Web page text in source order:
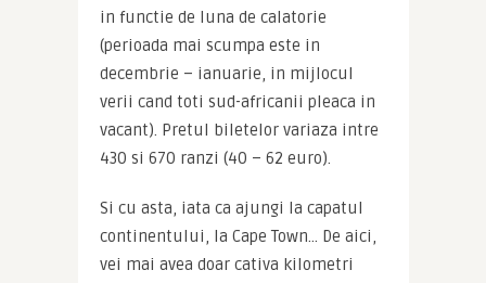
in functie de luna de calatorie
(perioada mai scumpa este in
decembrie – ianuarie, in mijlocul
verii cand toti sud-africanii pleaca in
vacant). Pretul biletelor variaza intre
430 si 670 ranzi (40 – 62 euro).
Si cu asta, iata ca ajungi la capatul
continentului, la Cape Town… De aici,
vei mai avea doar cativa kilometri